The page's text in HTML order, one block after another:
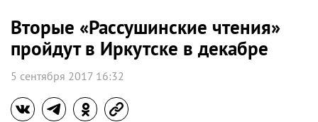
Вторые «Рассушинские чтения»
пройдут в Иркутске в декабре
5 сентября 2017 16:32